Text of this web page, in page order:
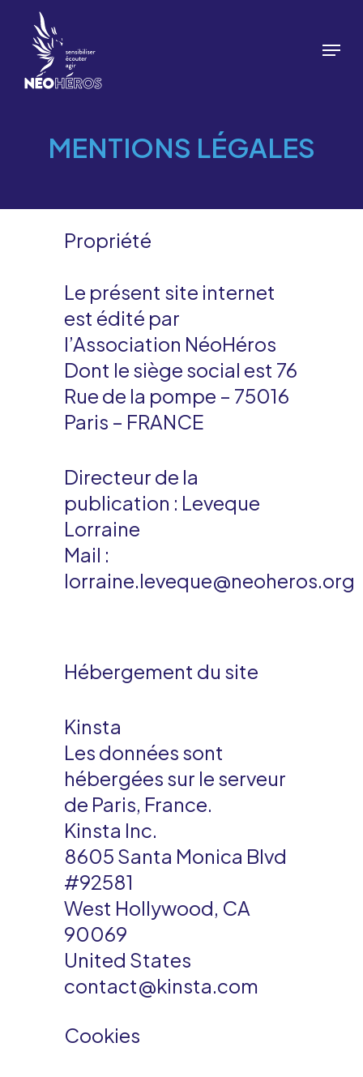
Skip
main
content
Menu
MENTIONS LÉGALES
Propriété
Le présent site internet
est édité par
l’Association NéoHéros
Dont le siège social est 76
Rue de la pompe – 75016
Paris – FRANCE
Directeur de la
publication : Leveque
Lorraine
Mail :
lorraine.leveque@neoheros.org
Hébergement du site
Kinsta
Les données sont
hébergées sur le serveur
de Paris, France.
Kinsta Inc.
8605 Santa Monica Blvd
#92581
West Hollywood, CA
90069
United States
contact@kinsta.com
Cookies